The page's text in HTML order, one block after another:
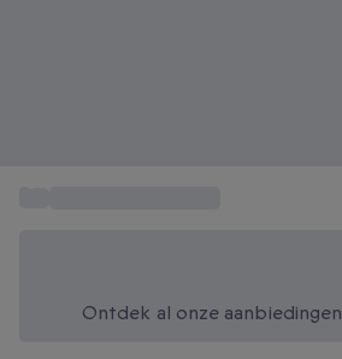
Ontdek al onze aanbiedingen